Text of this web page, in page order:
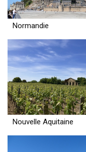
Normandie
Nouvelle Aquitaine